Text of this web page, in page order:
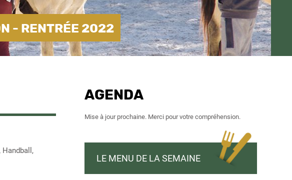
- RENTRÉE 2022
AGENDA
Mise à jour prochaine. Merci pour votre compréhension.
LE MENU DE LA SEMAINE